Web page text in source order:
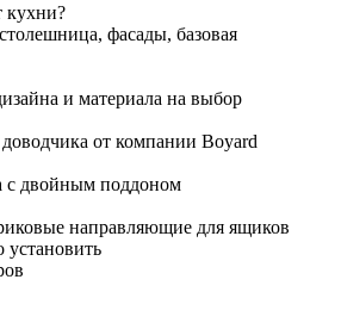
кухни?
фасады, базовая
и материала на выбор
от компании Boyard
с двойным поддоном
направляющие для ящиков